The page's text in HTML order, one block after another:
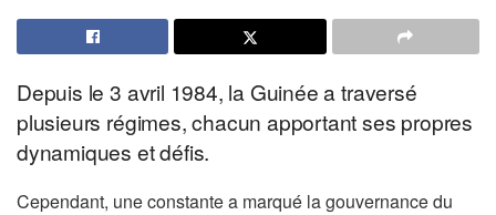
Depuis le 3 avril 1984, la Guinée a traversé
plusieurs régimes, chacun apportant ses propres
dynamiques et défis.
Cependant, une constante a marqué la gouvernance du